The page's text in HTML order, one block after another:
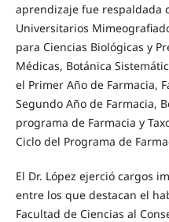
aprendizaje fue respaldada
Universitarios
para Ciencias Biológicas y
Médicas, Botánica
el Primer Año de Farmacia,
Segundo Año de Farmacia,
programa de Farmacia y
Ciclo del Programa de
El Dr. López ejerció cargos
entre los que destacan el
Facultad de Ciencias al